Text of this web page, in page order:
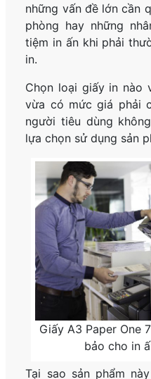
những vấn đề lớn cần
phòng hay những
tiệm in ấn khi phải
in.
Chọn loại giấy in nào
vừa có mức giá phải
người tiêu dùng
lựa chọn sử dụng sản
Giấy A3 Paper One
bảo cho in
Tại sao sản phẩm